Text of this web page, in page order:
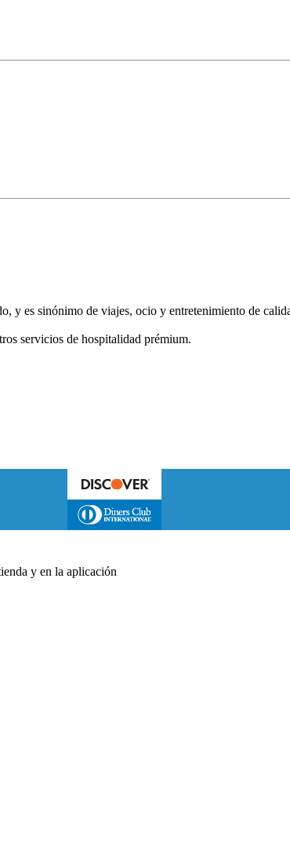
y es sinónimo de viajes, ocio y entretenimiento de
servicios de hospitalidad prémium.
y en la aplicación